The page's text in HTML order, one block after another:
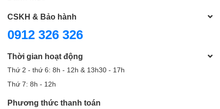
CSKH & Bảo hành
0912 326 326
Thời gian hoạt động
Thứ 2 - thứ 6: 8h - 12h & 13h30 - 17h
Thứ 7: 8h - 12h
Phương thức thanh toán